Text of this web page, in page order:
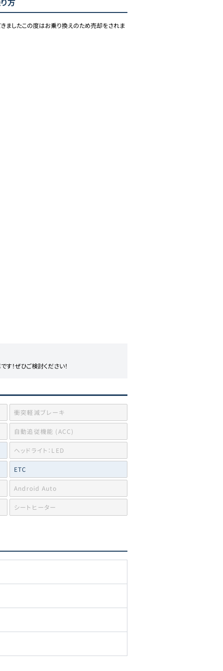
ましたこの度はお乗り換えのため売却をされま
！ぜひご検討ください！
衝突軽減ブレーキ
自動追従機能 (ACC)
ヘッドライト：LED
ETC
Android Auto
シートヒーター